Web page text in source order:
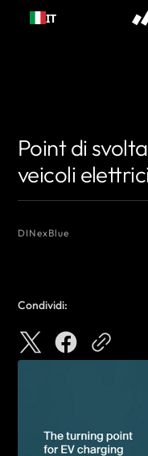
Passa al
contenuto
IT
Point di
veicoli
DI NexBlue
Condividi: